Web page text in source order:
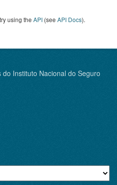
using the API (see API Docs).
Instituto Nacional do Seguro